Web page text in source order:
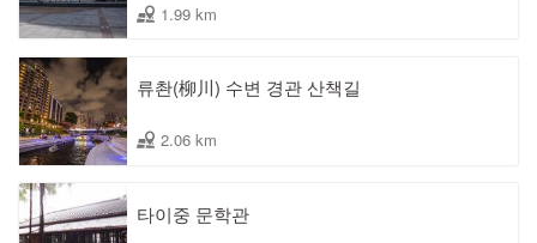
1.99 km
류촨(柳川) 수변 경관 산책길
2.06 km
타이중 문학관